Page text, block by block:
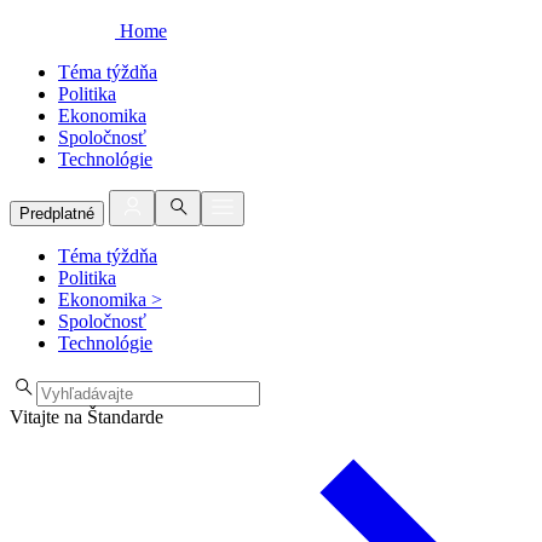
Home
Téma týždňa
Politika
Ekonomika
Spoločnosť
Technológie
Predplatné
Téma týždňa
Politika
Ekonomika >
Spoločnosť
Technológie
Vitajte na Štandarde